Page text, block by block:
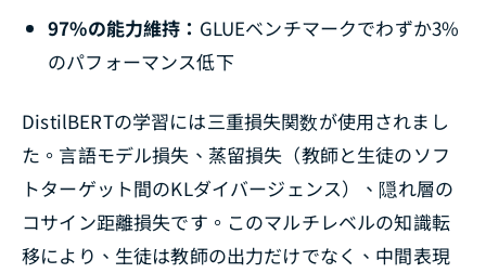
97%の能力維持： GLUEベンチマークでわずか3%
のパフォーマンス低下
DistilBERTの学習には三重損失関数が使用されまし
た。言語モデル損失、蒸留損失（教師と生徒のソフ
トターゲット間のKLダイバージェンス）、隠れ層の
コサイン距離損失です。このマルチレベルの知識転
移により、生徒は教師の出力だけでなく、中間表現